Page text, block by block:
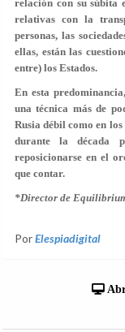
relación con su súbita
relativas con la
personas, las
ellas, están las
entre) los Estados.
En esta
una técnica más de
Rusia débil como en
durante la década
reposicionarse en el
que contar.
*Director de
PorElespiadigital